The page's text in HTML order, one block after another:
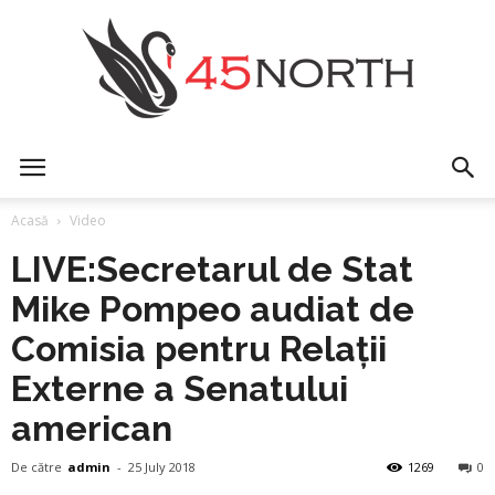
Acasă Video
LIVE:Secretarul de Stat
Mike Pompeo audiat de
Comisia pentru Relații
Externe a Senatului
american
De către admin - 25 July 2018 0
1269